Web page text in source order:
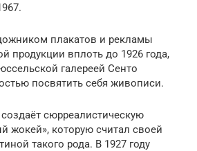
плакатов и рекламы
продукции вплоть до 1926 года,
галереей Сенто
посвятить себя живописи.
сюрреалистическую
жокей», которую считал своей
такого рода. В 1927 году